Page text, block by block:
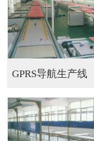
双边皮带流水线